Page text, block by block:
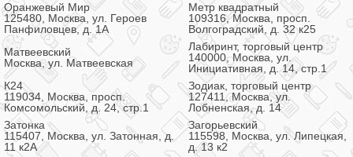
Оранжевый Мир
125480, Москва, ул. Героев
Панфиловцев, д. 1А
Метр квадратный
109316, Москва, просп.
Волгоградский, д. 32 к25
Матвеевский
Москва, ул. Матвеевская
Лабиринт, торговый центр
140000, Москва, ул.
Инициативная, д. 14, стр.1
К24
119034, Москва, просп.
Комсомольский, д. 24, стр.1
Зодиак, торговый центр
127411, Москва, ул.
Лобненская, д. 14
Затонка
115407, Москва, ул. Затонная, д.
11 к2А
Загорьевский
115598, Москва, ул. Липецкая,
д. 13 к2